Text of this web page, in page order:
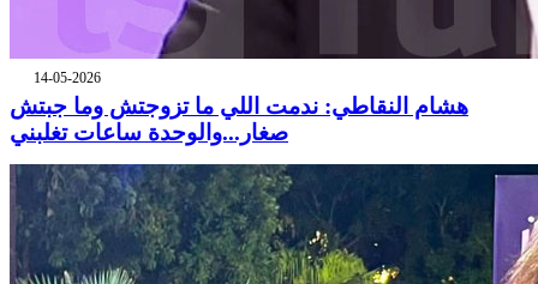
14-05-2026
هشام النقاطي: ندمت اللي ما تزوجتش وما جبتش
صغار...والوحدة ساعات تغلبني